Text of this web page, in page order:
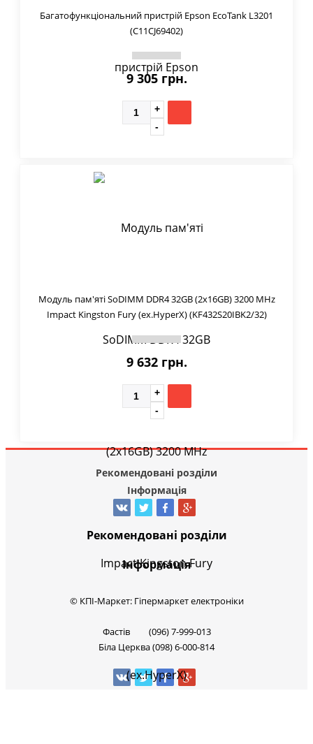
Багатофункціональний пристрій Epson EcoTank L3201
(C11CJ69402)
9 305 грн.
Модуль пам'яті SoDIMM DDR4 32GB (2x16GB) 3200 MHz
Impact Kingston Fury (ex.HyperX) (KF432S20IBK2/32)
9 632 грн.
Рекомендовані розділи
Інформація
Рекомендовані розділи
Інформація
© КПІ-Маркет: Гіпермаркет електроніки
Фастів (096) 7-999-013
Біла Церква (098) 6-000-814